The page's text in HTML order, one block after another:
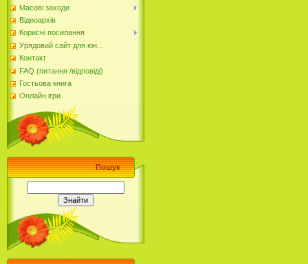
Масові заходи
Відеоархів
Корисні посилання
Урядовий сайт для юн...
Контакт
FAQ (питання /відповіді)
Гостьова книга
Онлайн ігри
Пошук